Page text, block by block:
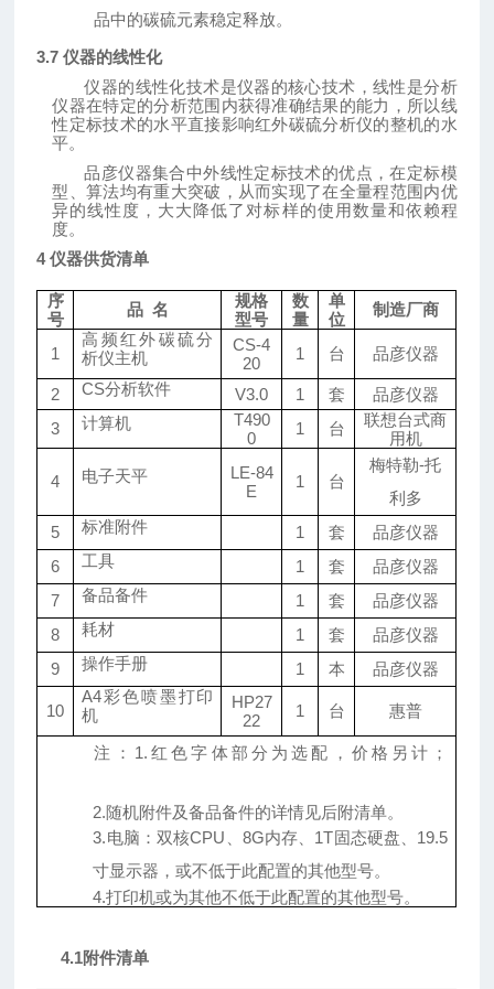
品中的碳硫元素稳定释放。
3.7 仪器的线性化
仪器的线性化技术是仪器的核心技术，线性是分析
仪器在特定的分析范围内获得准确结果的能力，所以线
性定标技术的水平直接影响红外碳硫分析仪的整机的水
平。
品彦仪器集合中外线性定标技术的优点，在定标模
型、算法均有重大突破，从而实现了在全量程范围内优
异的线性度，大大降低了对标样的使用数量和依赖程
度。
4 仪器供货清单
序
号
品 名
规格
型号
数
量
单
位
制造厂商
1
高频红外碳硫分
析仪主机
CS-4
20
1 台 品彦仪器
2 CS分析软件 V3.0 1 套 品彦仪器
3
计算机
T490
0
1 台
联想台式商
用机
4 电子天平
LE-84
E
1 台
梅特勒-托
利多
5
标准附件 1 套 品彦仪器
6
工具 1 套 品彦仪器
7
备品备件 1 套 品彦仪器
8
耗材 1 套 品彦仪器
9
操作手册 1 本 品彦仪器
10
A4彩色喷墨打印
机
HP27
22
1 台 惠普
注： 1.红色字体部分为选配，价格另计；
2.随机附件及备品备件的详情见后附清单。
3.电脑：双核CPU 8G内存、 1T固态硬盘、19.5
寸显示器，或不低于此配置的其他型号。
4.打印机或为其他不低于此配置的其他型号。
4.1附件清单